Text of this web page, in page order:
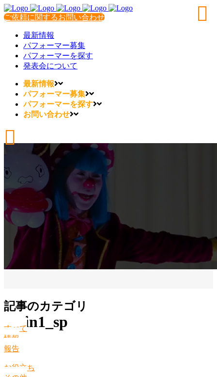
ご依頼に関するお問い合わせ
最新情報
パフォーマー募集
パフォーマーを探す
発表会について
最新情報
パフォーマー募集
パフォーマーを探す
お問い合わせ
main1_sp
記事のカテゴリ
すべて
情報
報告
お役立ち